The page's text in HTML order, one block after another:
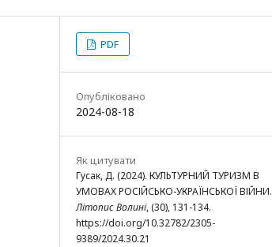
PDF
Опубліковано
2024-08-18
Як цитувати
Гусак, Д. (2024). КУЛЬТУРНИЙ ТУРИЗМ В
УМОВАХ РОСІЙСЬКО-УКРАЇНСЬКОЇ ВІЙНИ.
Літопис Волині, (30), 131-134.
https://doi.org/10.32782/2305-
9389/2024.30.21